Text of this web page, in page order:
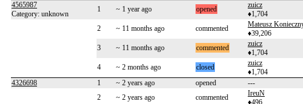
4565987
Category: unknown
1 ~ 1 year ago opened
zuicz
♦1,704
2 ~ 11 months ago commented
Mateusz
♦39,206
3 ~ 11 months ago commented
zuicz
♦1,704
4
~ 2 months ago closed
zuicz
♦1,704
4326698
1 ~ 2 years ago opened ---
2
~ 2 years ago commented
IreuN
♦496